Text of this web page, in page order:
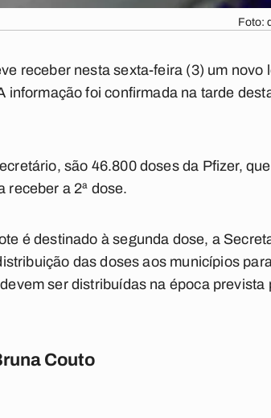
Foto:
receber nesta sexta-feira (3) um
informação foi confirmada na tarde
são 46.800 doses da Pfizer,
receber a 2ª dose.
é destinado à segunda dose, a
das doses aos municípios
ser distribuídas na época prevista
Couto